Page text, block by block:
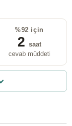
%92 için
2 saat
cevab müddeti